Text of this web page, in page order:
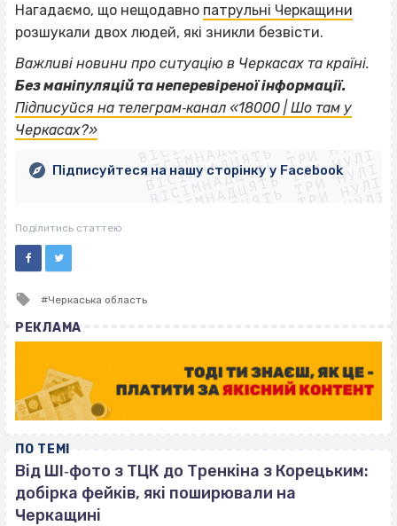
Нагадаємо, що нещодавно патрульні Черкащини
розшукали двох людей, які зникли безвісти.
Важливі новини про ситуацію в Черкасах та країні.
Без маніпуляцій та неперевіреної інформації.
Підписуйся на телеграм‐канал «18000 | Шо там у
Черкасах?»
ВІСІМНАДЦЯТЬ ТРИ НУЛІ
ВІСІМНАДЦЯТЬ ТРИ НУЛІ
ВІСІМНАДЦЯТЬ ТРИ НУЛІ
ВІСІМНАДЦЯТЬ ТРИ НУЛІ
ВІСІМНАДЦЯТЬ ТРИ НУЛІ
ВІСІМНАДЦЯТЬ ТРИ НУЛІ
ВІСІМНАДЦЯТЬ ТРИ НУЛІ
ВІСІМНАДЦЯТЬ ТРИ НУЛІ
Підписуйтеся на нашу сторінку у Facebook
Поділитись статтею
Tagged
Черкаська область
РЕКЛАМА
ПО ТЕМІ
Від ШІ‐фото з ТЦК до Тренкіна з Корецьким:
добірка фейків, які поширювали на
Черкащині